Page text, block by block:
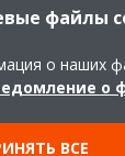
файлы
о наших
о
ВСЕ